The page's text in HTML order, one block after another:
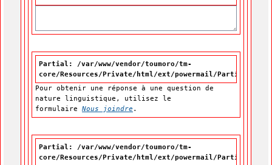
Partial: /var/www/vendor/toumoro/tm-
core/Resources/Private/html/ext/powermail/Partials/
Pour obtenir une réponse à une question de
nature linguistique, utilisez le
formulaire Nous joindre .
Partial: /var/www/vendor/toumoro/tm-
core/Resources/Private/html/ext/powermail/Partials/